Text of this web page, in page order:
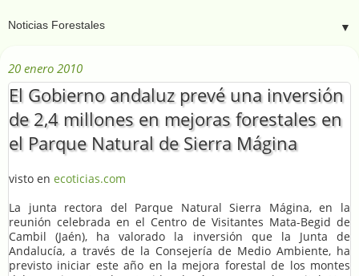
▼
20 enero 2010
El Gobierno andaluz prevé una inversión
de 2,4 millones en mejoras forestales en
el Parque Natural de Sierra Mágina
visto en ecoticias.com
La junta rectora del Parque Natural Sierra Mágina, en la
reunión celebrada en el Centro de Visitantes Mata-Begid de
Cambil (Jaén), ha valorado la inversión que la Junta de
Andalucía, a través de la Consejería de Medio Ambiente, ha
previsto iniciar este año en la mejora forestal de los montes